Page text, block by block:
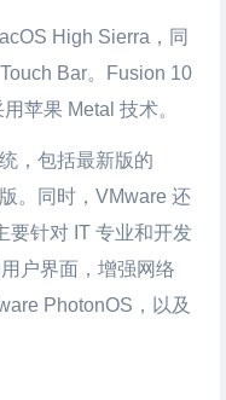
High Sierra，同
Bar。Fusion 10
苹果 Metal 技术。
，包括最新版的
。同时，VMware 还
要针对 IT 专业和开发
户界面，增强网络
PhotonOS，以及